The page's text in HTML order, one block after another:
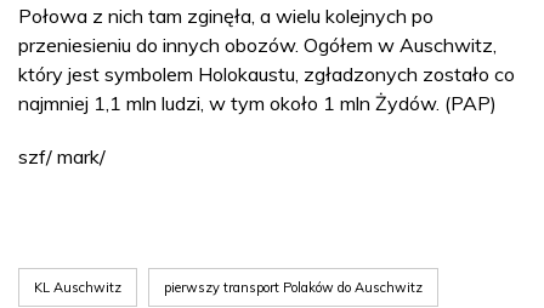
Połowa z nich tam zginęła, a wielu kolejnych po
przeniesieniu do innych obozów. Ogółem w Auschwitz,
który jest symbolem Holokaustu, zgładzonych zostało co
najmniej 1,1 mln ludzi, w tym około 1 mln Żydów. (PAP)
szf/ mark/
KL Auschwitz pierwszy transport Polaków do Auschwitz